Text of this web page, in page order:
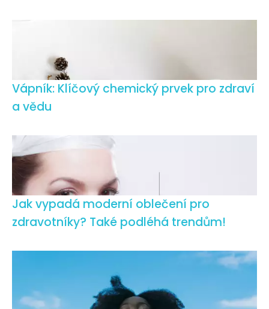
Vápník: Klíčový chemický prvek pro zdraví
a vědu
Jak vypadá moderní oblečení pro
zdravotníky? Také podléhá trendům!